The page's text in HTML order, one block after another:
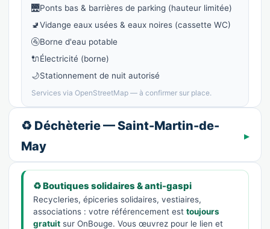
🌉Ponts bas & barrières de parking (hauteur limitée)
🚽Vidange eaux usées & eaux noires (cassette WC)
🚰Borne d'eau potable
🔌Électricité (borne)
🌙Stationnement de nuit autorisé
Services via OpenStreetMap — à confirmer sur place.
♻️ Déchèterie — Saint-Martin-de-
May
♻️ Boutiques solidaires & anti-gaspi
Recycleries, épiceries solidaires, vestiaires,
associations : votre référencement est toujours
gratuit sur OnBouge. Vous œuvrez pour le lien et